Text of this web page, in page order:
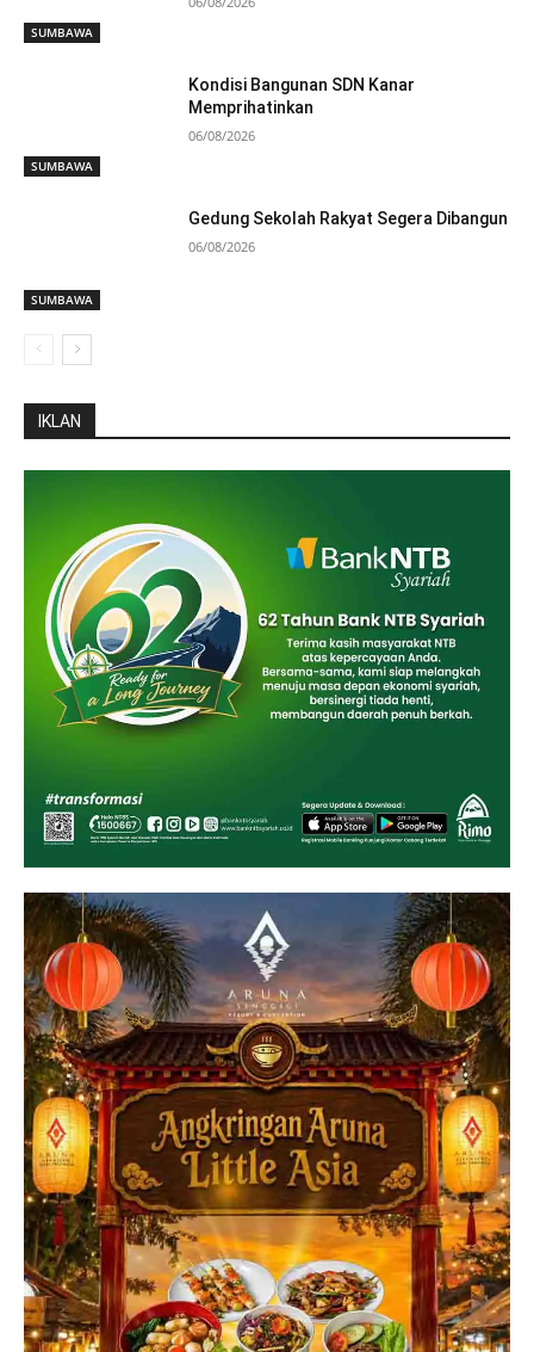
SUMBAWA
SUMBAWA
Kondisi Bangunan SDN Kanar
Memprihatinkan
06/08/2026
SUMBAWA
Gedung Sekolah Rakyat Segera Dibangun
06/08/2026
IKLAN